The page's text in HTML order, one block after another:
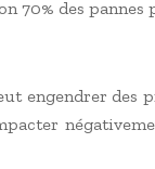
des pannes
engendrer des